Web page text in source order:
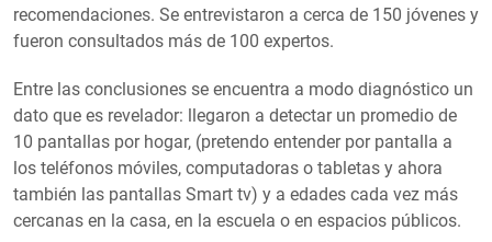
recomendaciones. Se entrevistaron a cerca de 150 jóvenes y
fueron consultados más de 100 expertos.
Entre las conclusiones se encuentra a modo diagnóstico un
dato que es revelador: llegaron a detectar un promedio de
10 pantallas por hogar, (pretendo entender por pantalla a
los teléfonos móviles, computadoras o tabletas y ahora
también las pantallas Smart tv) y a edades cada vez más
cercanas en la casa, en la escuela o en espacios públicos.